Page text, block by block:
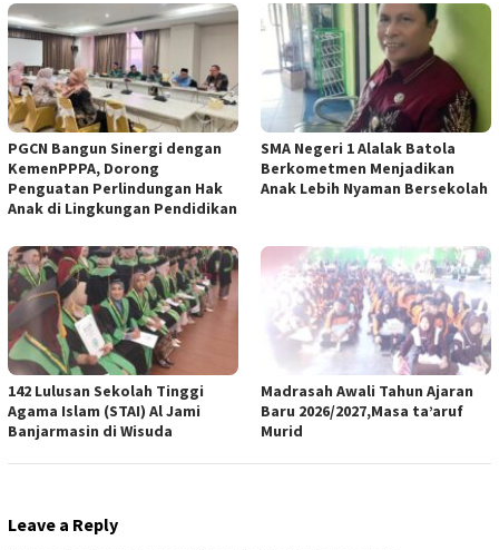
PGCN Bangun Sinergi dengan
KemenPPPA, Dorong
Penguatan Perlindungan Hak
Anak di Lingkungan Pendidikan
SMA Negeri 1 Alalak Batola
Berkometmen Menjadikan
Anak Lebih Nyaman Bersekolah
142 Lulusan Sekolah Tinggi
Agama Islam (STAI) Al Jami
Banjarmasin di Wisuda
Madrasah Awali Tahun Ajaran
Baru 2026/2027,Masa ta’aruf
Murid
Leave a Reply